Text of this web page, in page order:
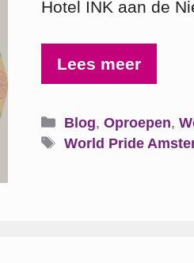
Hotel INK aan de
Lees meer
Categorieën
Blog, Oproepen,
Tags
World Pride